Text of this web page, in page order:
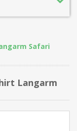
Safari
Langarm